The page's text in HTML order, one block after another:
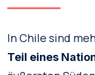
In Chile sind
Teil eines